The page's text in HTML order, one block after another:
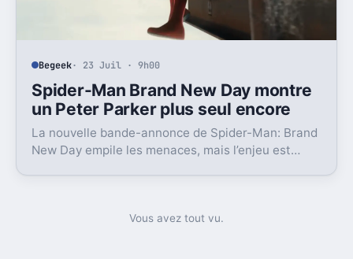
Begeek· 23 Juil · 9h00
Spider-Man Brand New Day montre
un Peter Parker plus seul encore
La nouvelle bande-annonce de Spider-Man: Brand
New Day empile les menaces, mais l’enjeu est
Vous avez tout vu.